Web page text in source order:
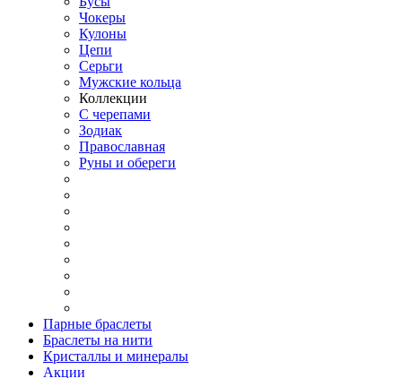
Чокеры
Кулоны
Цепи
Серьги
Мужские кольца
Коллекции
С черепами
Зодиак
Православная
Руны и обереги
Парные браслеты
Браслеты на нити
Кристаллы и минералы
Акции